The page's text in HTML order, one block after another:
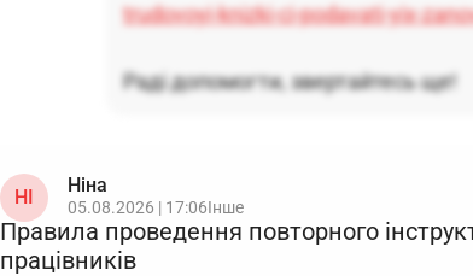
trudovoyi-knizki-ci-podavati-yix-
Раді допомогти, звертайтесь ще!
НІ
Ніна
05.08.2026 | 17:06Інше
Правила проведення повторного
працівників